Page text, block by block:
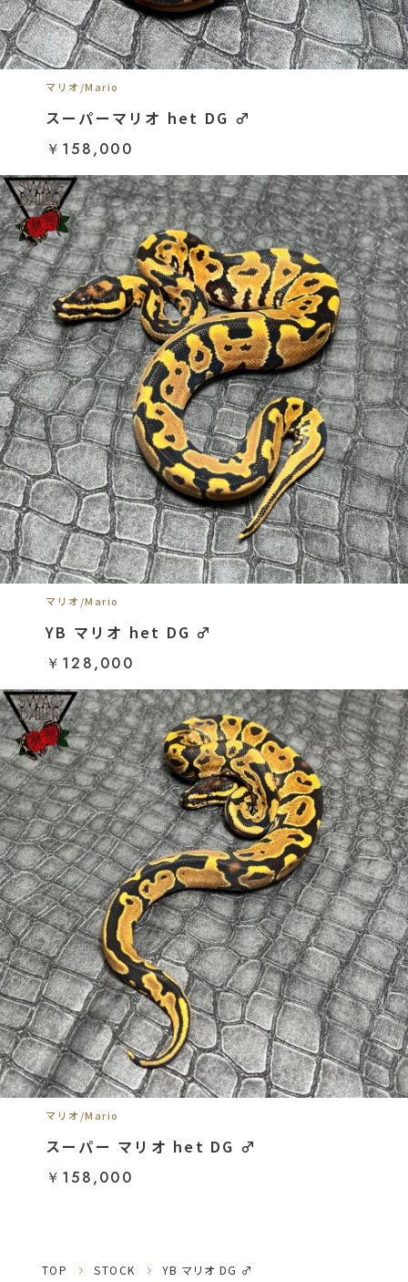
マリオ/Mario
スーパーマリオ het DG ♂
￥158,000
マリオ/Mario
YB マリオ het DG ♂
￥128,000
マリオ/Mario
スーパー マリオ het DG ♂
￥158,000
TOP STOCK YB マリオ DG ♂